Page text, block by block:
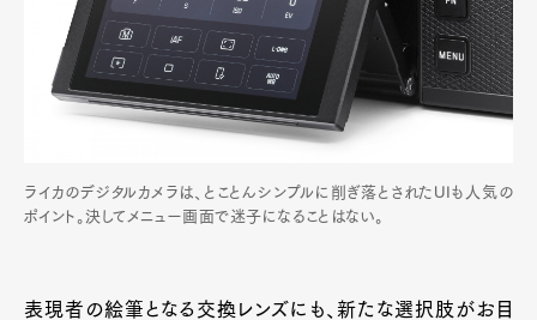
ライカのデジタルカメラは、とことんシンプルに削ぎ落とされたUIも人気の
ポイント。決してメニュー画面で迷子になることはない。
表現者の絵筆となる交換レンズにも、新たな選択肢がお目